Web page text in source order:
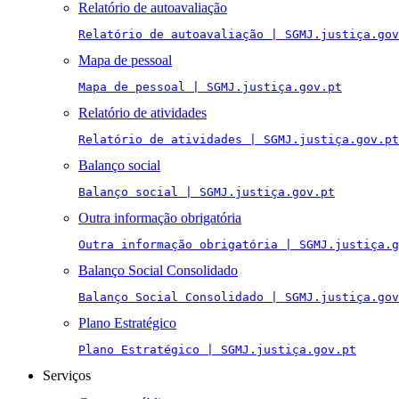
Relatório de autoavaliação
Relatório de autoavaliação |
Mapa de pessoal
Mapa de pessoal | SGMJ.justiça.gov.pt
Relatório de atividades
Relatório de atividades | SGMJ.justiça.gov.pt
Balanço social
Balanço social | SGMJ.justiça.gov.pt
Outra informação obrigatória
Outra informação obrigatória |
Balanço Social Consolidado
Balanço Social Consolidado |
Plano Estratégico
Plano Estratégico | SGMJ.justiça.gov.pt
Serviços